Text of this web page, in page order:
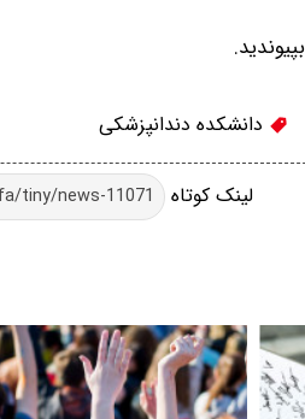
بپیوندید.
دانشکده دندانپزشکی
لینک کوتاه